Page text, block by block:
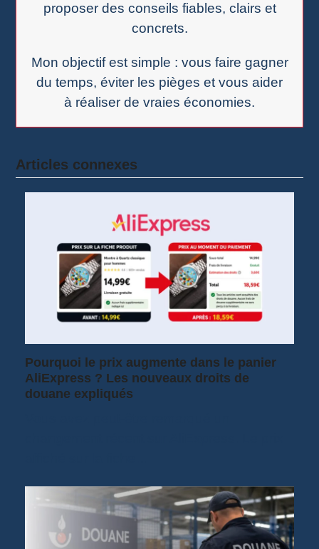
proposer des conseils fiables, clairs et
concrets.
Mon objectif est simple : vous faire gagner
du temps, éviter les pièges et vous aider
à réaliser de vraies économies.
Articles connexes
Pourquoi le prix augmente dans le panier
AliExpress ? Les nouveaux droits de
douane expliqués